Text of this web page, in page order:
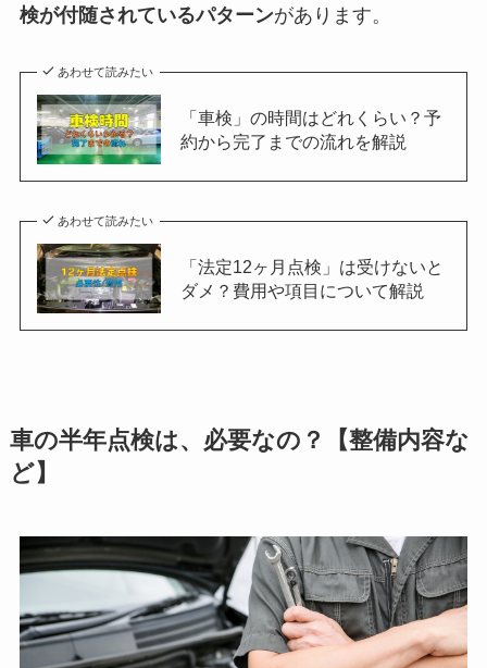
検が付随されているパターンがあります。
あわせて読みたい
「車検」の時間はどれくらい？予
約から完了までの流れを解説
あわせて読みたい
「法定12ヶ月点検」は受けないと
ダメ？費用や項目について解説
車の半年点検は、必要なの？【整備内容な
ど】